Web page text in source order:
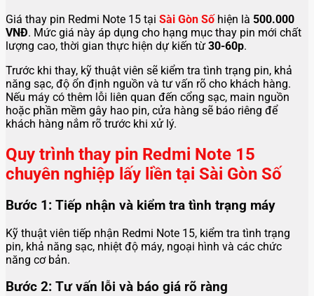
Giá thay pin Redmi Note 15 tại Sài Gòn Số hiện là 500.000
VNĐ. Mức giá này áp dụng cho hạng mục thay pin mới chất
lượng cao, thời gian thực hiện dự kiến từ 30-60p.
Trước khi thay, kỹ thuật viên sẽ kiểm tra tình trạng pin, khả
năng sạc, độ ổn định nguồn và tư vấn rõ cho khách hàng.
Nếu máy có thêm lỗi liên quan đến cổng sạc, main nguồn
hoặc phần mềm gây hao pin, cửa hàng sẽ báo riêng để
khách hàng nắm rõ trước khi xử lý.
Quy trình thay pin Redmi Note 15
chuyên nghiệp lấy liền tại Sài Gòn Số
Bước 1: Tiếp nhận và kiểm tra tình trạng máy
Kỹ thuật viên tiếp nhận Redmi Note 15, kiểm tra tình trạng
pin, khả năng sạc, nhiệt độ máy, ngoại hình và các chức
năng cơ bản.
Bước 2: Tư vấn lỗi và báo giá rõ ràng